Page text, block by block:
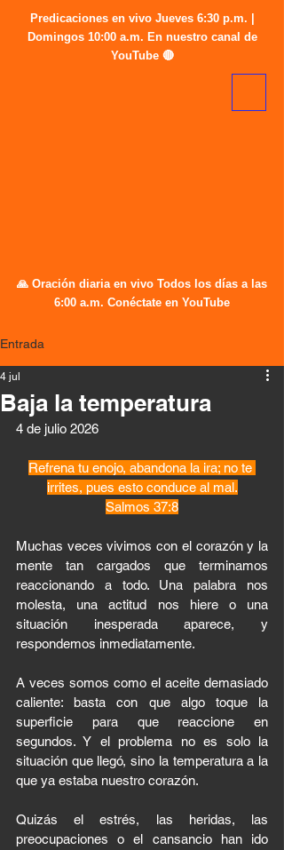
🙏 Oración diaria en vivo Todos los días a las
6:00 a.m. Conéctate en YouTube
Predicaciones en vivo Jueves 6:30 p.m. |
Domingos 10:00 a.m. En nuestro canal de
YouTube 🔴
Entrada
Baja la temperatura
4 jul
4 de julio 2026
Refrena tu enojo, abandona la ira; no te
irrites, pues esto conduce al mal.
Salmos 37:8
Muchas veces vivimos con el corazón y la
mente tan cargados que terminamos
reaccionando a todo. Una palabra nos
molesta, una actitud nos hiere o una
situación inesperada aparece, y
respondemos inmediatamente.
A veces somos como el aceite demasiado
caliente: basta con que algo toque la
superficie para que reaccione en
segundos. Y el problema no es solo la
situación que llegó, sino la temperatura a la
que ya estaba nuestro corazón.
Quizás el estrés, las heridas, las
preocupaciones o el cansancio han ido